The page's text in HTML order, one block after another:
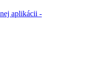
aplikácii -